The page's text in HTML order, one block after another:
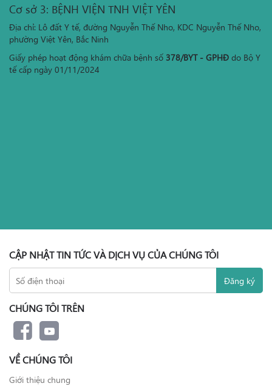
Cơ sở 3: BỆNH VIỆN TNH VIỆT YÊN
Địa chỉ: Lô đất Y tế, đường Nguyễn Thế Nho, KDC Nguyễn Thế Nho,
phường Việt Yên, Bắc Ninh
Giấy phép hoạt động khám chữa bệnh số 378/BYT - GPHĐ do Bộ Y
tế cấp ngày 01/11/2024
CẬP NHẬT TIN TỨC VÀ DỊCH VỤ CỦA CHÚNG TÔI
CHÚNG TÔI TRÊN
VỀ CHÚNG TÔI
Giới thiệu chung